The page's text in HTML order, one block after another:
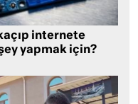
internete
yapmak için?